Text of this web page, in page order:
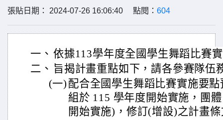
張貼日期： 2024-07-26 16:06:40 點閱： 604
一、 依據113學年度全國學生舞蹈比賽
二、 旨揭計畫重點如下，請各參賽隊伍
(一) 配合全國學生舞蹈比賽實施要
組於 115 學年度開始實施，團
開始實施)，修訂(增設)之計畫